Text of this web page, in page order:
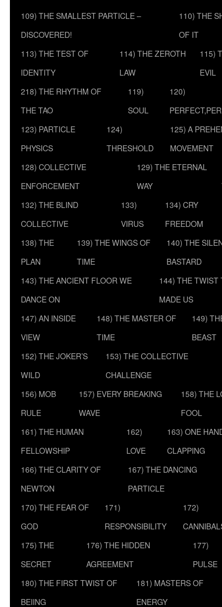
109) THE SMALLEST PARTICLE –
DISCOVERED!
110) THE
OF IT
113) THE TEST OF
IDENTITY
114) THE ZEROTH
LAW
115)
EVIL
218) THE RHYTHM OF
THE TAO
119)
SOUL
120)
123) PARTICLE
PHYSICS
124)
THRESHOLD
125) A
MOVEMENT
128) COLLECTIVE
ENFORCEMENT
129) THE ETERNAL
WAY
132) THE BLIND
COLLECTIVE
133)
VIRUS
134) CRY
FREEDOM
138) THE
PLAN
139) THE WINGS OF
TIME
140) THE
BASTARD
143) THE ANCIENT FLOOR WE
DANCE ON
144) THE TWIST
MADE US
147) AN INSIDE
VIEW
148) THE MASTER OF
TIME
149)
BEAST
152) THE JOKER’S
WILD
153) THE COLLECTIVE
CHALLENGE
156) MOB
RULE
157) EVERY BREAKING
WAVE
158) THE
FOOL
161) THE HUMAN
FELLOWSHIP
162)
LOVE
163) ONE
CLAPPING
166) THE CLARITY OF
NEWTON
167) THE DANCING
PARTICLE
170) THE FEAR OF
GOD
171)
RESPONSIBILITY
172)
175) THE
SECRET
176) THE HIDDEN
AGREEMENT
177)
PULSE
180) THE FIRST TWIST OF
BEIING
181) MASTERS OF
ENERGY